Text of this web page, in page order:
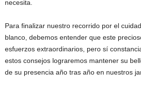
necesita.
Para finalizar nuestro recorrido por el
blanco, debemos entender que este
esfuerzos extraordinarios, pero sí
estos consejos lograremos mantener su
de su presencia año tras año en nuestros